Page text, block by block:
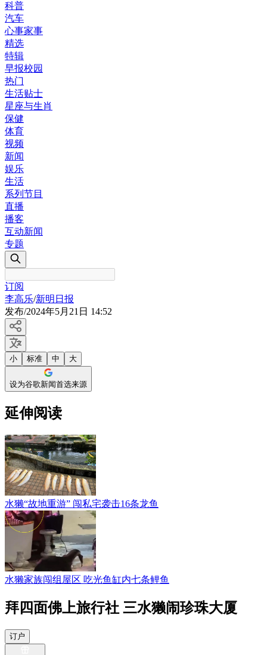
科普
汽车
心事家事
精选
特辑
早报校园
热门
生活贴士
星座与生肖
保健
体育
视频
新闻
娱乐
生活
系列节目
直播
播客
互动新闻
专题
订阅
李高乐/新明日报
发布/2024年5月21日 14:52
小 标准 中 大
设为谷歌新闻首选来源
延伸阅读
水獭“故地重游” 闯私宅袭击16条龙鱼
水獭家族闯组屋区 吃光鱼缸内七条鲤鱼
拜四面佛上旅行社 三水獭闹珍珠大厦
订户